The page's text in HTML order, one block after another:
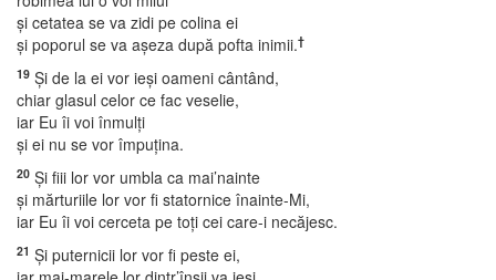
şi cetatea se va zidi pe colina ei
şi poporul se va aşeza după pofta inimii.†
19 Şi de la ei vor ieşi oameni cântând,
chiar glasul celor ce fac veselie,
iar Eu îi voi înmulţi
şi ei nu se vor împuţina.
20 Şi fiii lor vor umbla ca mai’nainte
şi mărturiile lor vor fi statornice înainte-Mi,
iar Eu îi voi cerceta pe toţi cei care-i necăjesc.
21 Şi puternicii lor vor fi peste ei,